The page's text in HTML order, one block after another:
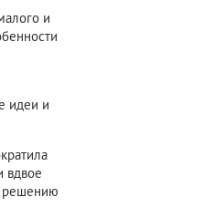
и
идеи и
вдвое
решению